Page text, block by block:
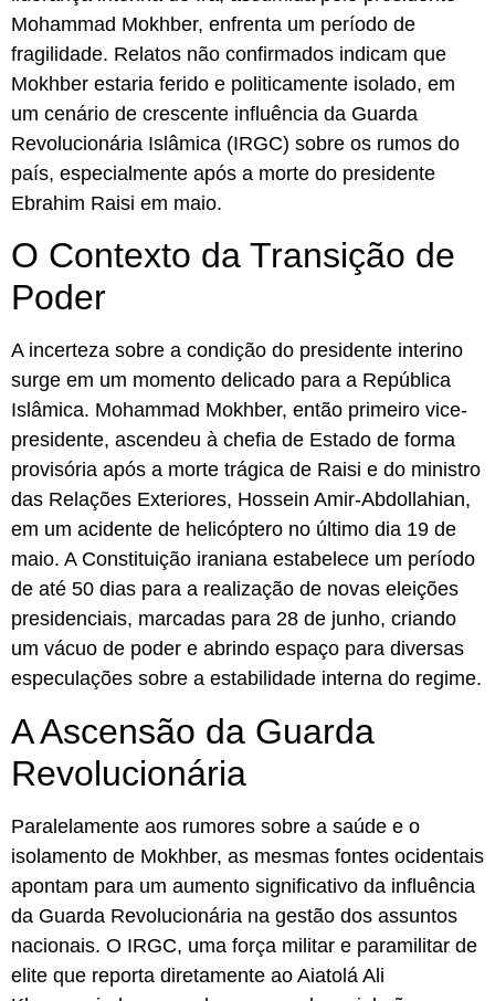
Mohammad Mokhber, enfrenta um período de
fragilidade. Relatos não confirmados indicam que
Mokhber estaria ferido e politicamente isolado, em
um cenário de crescente influência da Guarda
Revolucionária Islâmica (IRGC) sobre os rumos do
país, especialmente após a morte do presidente
Ebrahim Raisi em maio.
O Contexto da Transição de
Poder
A incerteza sobre a condição do presidente interino
surge em um momento delicado para a República
Islâmica. Mohammad Mokhber, então primeiro vice-
presidente, ascendeu à chefia de Estado de forma
provisória após a morte trágica de Raisi e do ministro
das Relações Exteriores, Hossein Amir-Abdollahian,
em um acidente de helicóptero no último dia 19 de
maio. A Constituição iraniana estabelece um período
de até 50 dias para a realização de novas eleições
presidenciais, marcadas para 28 de junho, criando
um vácuo de poder e abrindo espaço para diversas
especulações sobre a estabilidade interna do regime.
A Ascensão da Guarda
Revolucionária
Paralelamente aos rumores sobre a saúde e o
isolamento de Mokhber, as mesmas fontes ocidentais
apontam para um aumento significativo da influência
da Guarda Revolucionária na gestão dos assuntos
nacionais. O IRGC, uma força militar e paramilitar de
elite que reporta diretamente ao Aiatolá Ali